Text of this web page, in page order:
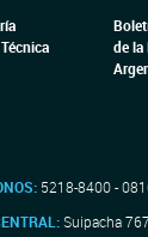
de la
5218-8400 -
Suipacha